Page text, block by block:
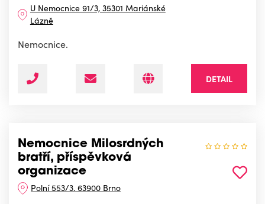
U Nemocnice 91/3, 35301 Mariánské
Lázně
Nemocnice.
DETAIL
Nemocnice Milosrdných
bratří, příspěvková
organizace
Polní 553/3, 63900 Brno